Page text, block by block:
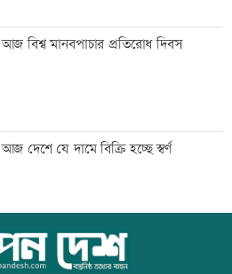
মেঘনার ভাঙনরোধে জিও ব্যাগ প্রকল্পে
অনিয়ম, এলাকাবাসীর মানববন্ধন
বাংলাদেশি পাঁচ হাজার কৃষি শ্রমিক নেবে
ওমান
স্বর্ণ খাতকে আনুষ্ঠানিক কাঠামোয় আনছে
সরকার, মতামত চাইল মন্ত্রণালয়
আজ বিশ্ব মানবপাচার প্রতিরোধ দিবস
আজ দেশে যে দামে বিক্রি হচ্ছে স্বর্ণ
আজ বিশ্ব বন্ধু দিবস